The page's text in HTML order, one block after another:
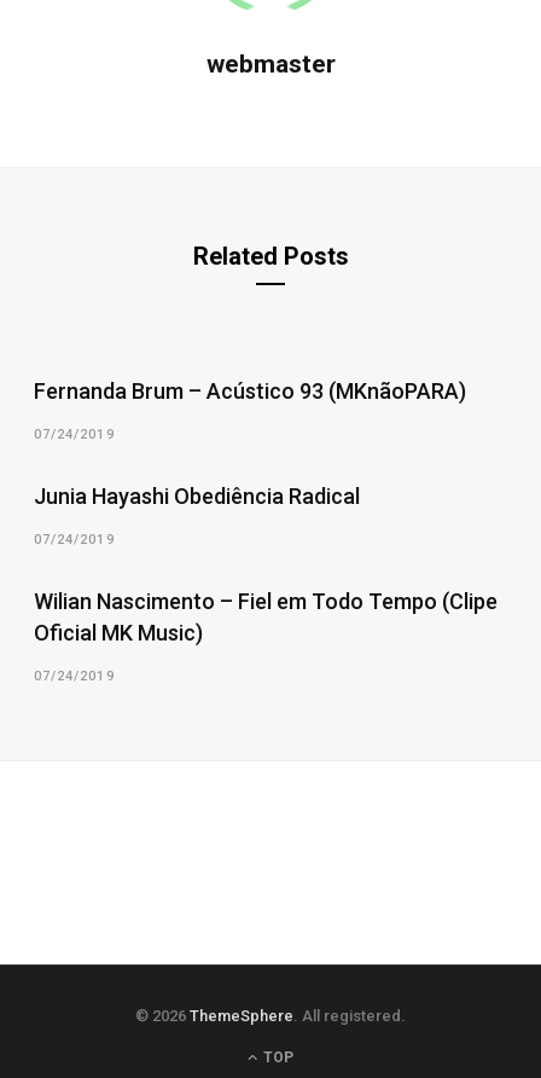
webmaster
Related Posts
Fernanda Brum – Acústico 93 (MKnãoPARA)
07/24/2019
Junia Hayashi Obediência Radical
07/24/2019
Wilian Nascimento – Fiel em Todo Tempo (Clipe
Oficial MK Music)
07/24/2019
© 2026 ThemeSphere. All registered.
TOP